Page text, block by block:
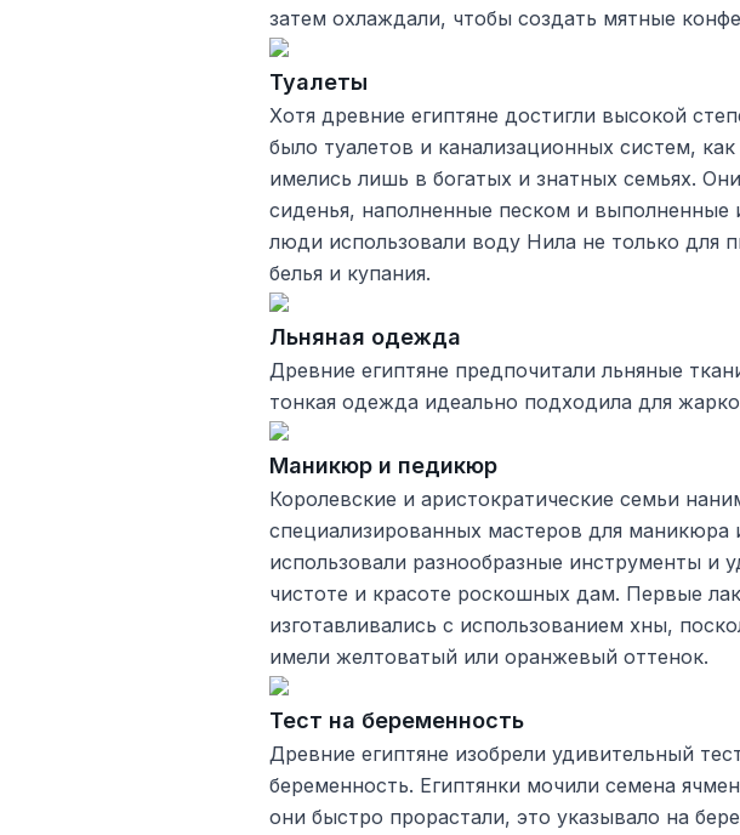
затем охлаждали, чтобы создать мятные
Туалеты
Хотя древние египтяне достигли высокой
было туалетов и канализационных систем,
имелись лишь в богатых и знатных семьях.
сиденья, наполненные песком и выполненные
люди использовали воду Нила не только для
белья и купания.
Льняная одежда
Древние египтяне предпочитали льняные
тонкая одежда идеально подходила для
Маникюр и педикюр
Королевские и аристократические семьи
специализированных мастеров для
использовали разнообразные инструменты и
чистоте и красоте роскошных дам. Первые
изготавливались с использованием хны,
имели желтоватый или оранжевый оттенок.
Тест на беременность
Древние египтяне изобрели удивительный
беременность. Египтянки мочили семена
они быстро прорастали, это указывало на